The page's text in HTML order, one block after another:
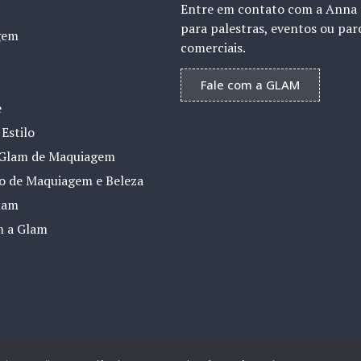
de Maquiagem
de Maquiagem e Beleza
a Glam
Entre em contato com a Anna
para palestras, eventos ou
comerciais.
Fale com a GLAM